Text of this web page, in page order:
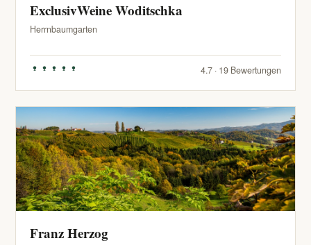
ExclusivWeine Woditschka
Herrnbaumgarten
4.7 · 19 Bewertungen
Franz Herzog